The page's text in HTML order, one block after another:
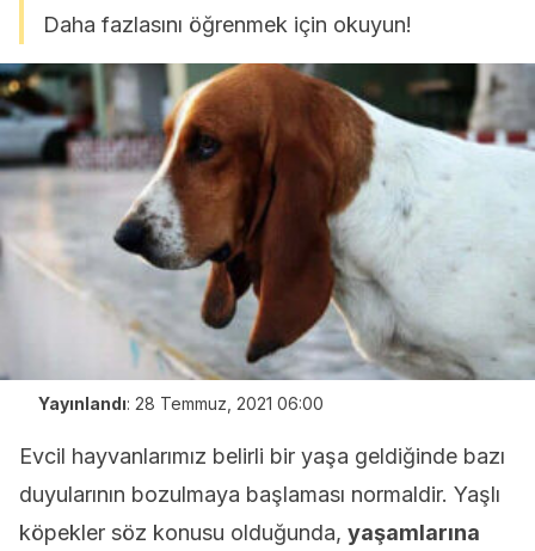
Daha fazlasını öğrenmek için okuyun!
Yayınlandı: 28 Temmuz, 2021 06:00
Evcil hayvanlarımız belirli bir yaşa geldiğinde bazı
duyularının bozulmaya başlaması normaldir. Yaşlı
köpekler söz konusu olduğunda, yaşamlarına